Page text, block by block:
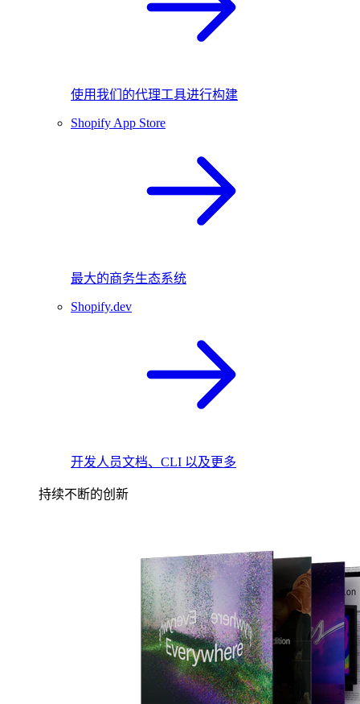
使用我们的代理工具进行构建
Shopify App Store
最大的商务生态系统
Shopify.dev
开发人员文档、CLI 以及更多
持续不断的创新